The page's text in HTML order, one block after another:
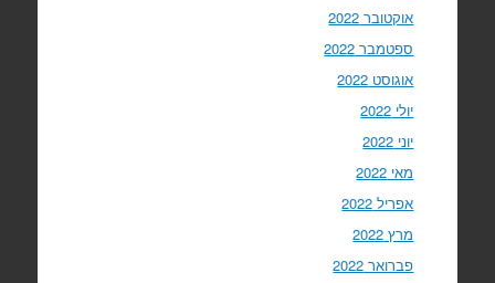
אוקטובר 2022
ספטמבר 2022
אוגוסט 2022
יולי 2022
יוני 2022
מאי 2022
אפריל 2022
מרץ 2022
פברואר 2022